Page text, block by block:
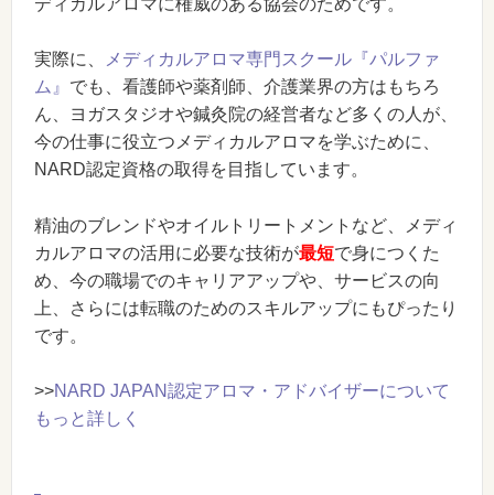
実際に、
メディカルアロマ専門スクール『パルファ
ム』 でも、看護師や薬剤師、介護業界の方はもちろ
ん、ヨガスタジオや鍼灸院の経営者など多くの人が、
今の仕事に役立つメディカルアロマを学ぶために、
NARD認定資格の取得を目指しています。
精油のブレンドやオイルトリートメントなど、メディ
カルアロマの活用に必要な技術が最短で身につくた
め、今の職場でのキャリアアップや、サービスの向
上、さらには転職のためのスキルアップにもぴったり
です。
>>NARD JAPAN認定アロマ・アドバイザーについて
もっと詳しく